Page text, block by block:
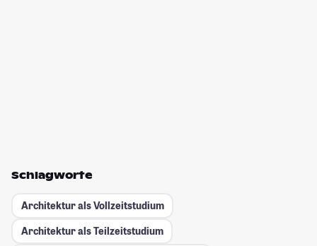
Schlagworte
Architektur als Vollzeitstudium
Architektur als Teilzeitstudium